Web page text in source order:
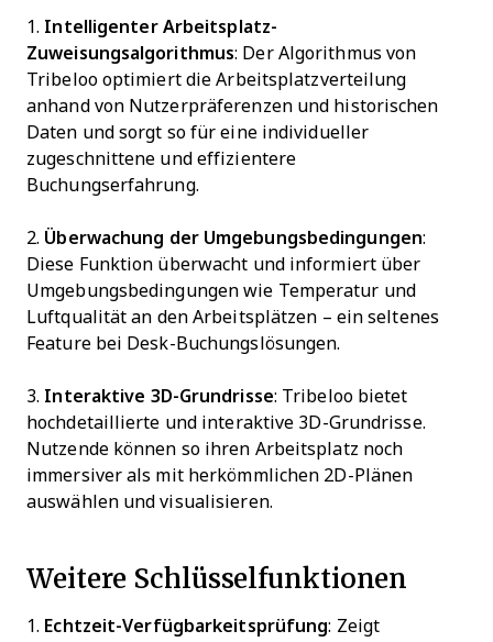
1. Intelligenter Arbeitsplatz-
Zuweisungsalgorithmus: Der Algorithmus von
Tribeloo optimiert die Arbeitsplatzverteilung
anhand von Nutzerpräferenzen und historischen
Daten und sorgt so für eine individueller
zugeschnittene und effizientere
Buchungserfahrung.
2. Überwachung der Umgebungsbedingungen:
Diese Funktion überwacht und informiert über
Umgebungsbedingungen wie Temperatur und
Luftqualität an den Arbeitsplätzen – ein seltenes
Feature bei Desk-Buchungslösungen.
3. Interaktive 3D-Grundrisse: Tribeloo bietet
hochdetaillierte und interaktive 3D-Grundrisse.
Nutzende können so ihren Arbeitsplatz noch
immersiver als mit herkömmlichen 2D-Plänen
auswählen und visualisieren.
Weitere Schlüsselfunktionen
1. Echtzeit-Verfügbarkeitsprüfung: Zeigt